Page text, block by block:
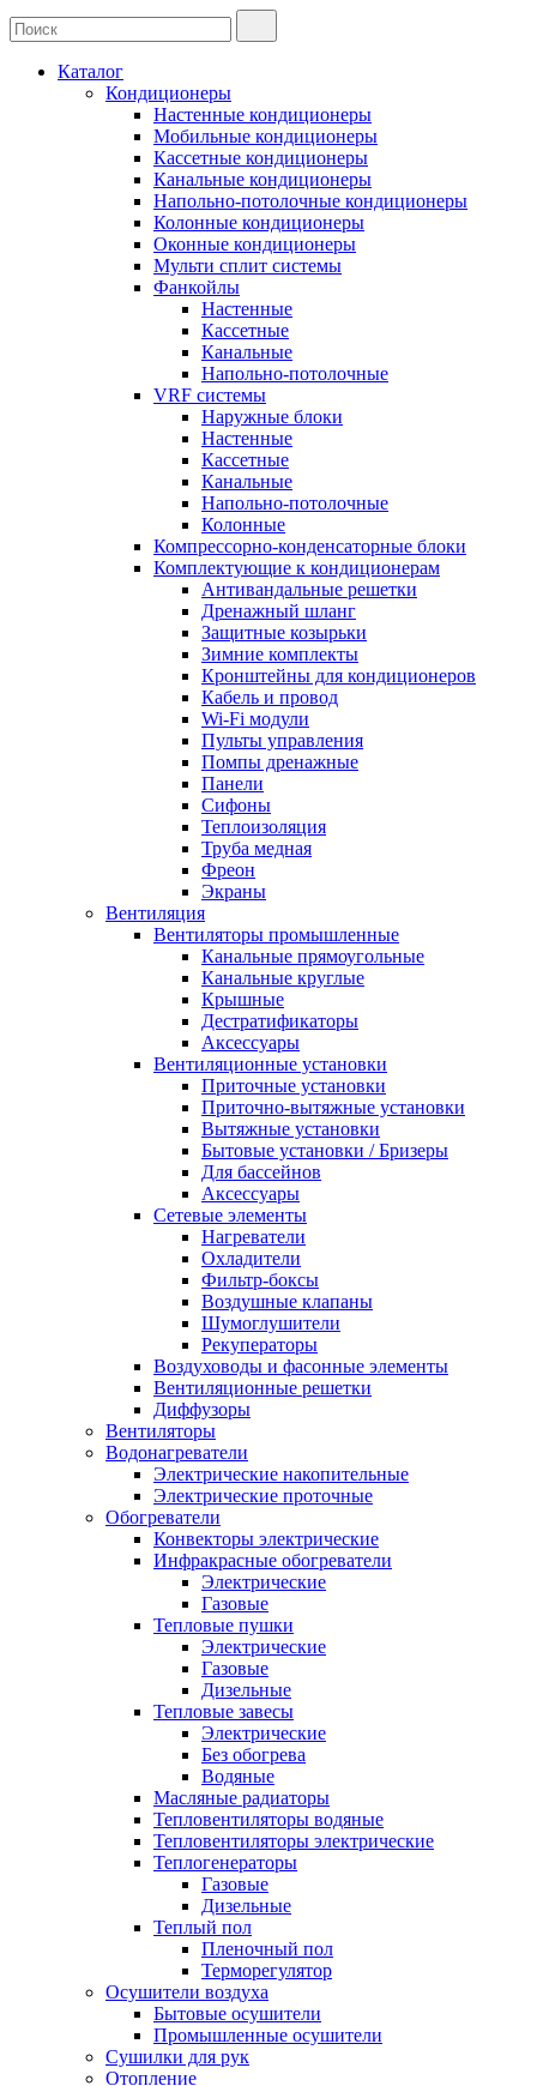
Каталог
Кондиционеры
Настенные кондиционеры
Мобильные кондиционеры
Кассетные кондиционеры
Канальные кондиционеры
Напольно-потолочные кондиционеры
Колонные кондиционеры
Оконные кондиционеры
Мульти сплит системы
Фанкойлы
Настенные
Кассетные
Канальные
Напольно-потолочные
VRF системы
Наружные блоки
Настенные
Кассетные
Канальные
Напольно-потолочные
Колонные
Компрессорно-конденсаторные блоки
Комплектующие к кондиционерам
Антивандальные решетки
Дренажный шланг
Защитные козырьки
Зимние комплекты
Кронштейны для кондиционеров
Кабель и провод
Wi-Fi модули
Пульты управления
Помпы дренажные
Панели
Сифоны
Теплоизоляция
Труба медная
Фреон
Экраны
Вентиляция
Вентиляторы промышленные
Канальные прямоугольные
Канальные круглые
Крышные
Дестратификаторы
Аксессуары
Вентиляционные установки
Приточные установки
Приточно-вытяжные установки
Вытяжные установки
Бытовые установки / Бризеры
Для бассейнов
Аксессуары
Сетевые элементы
Нагреватели
Охладители
Фильтр-боксы
Воздушные клапаны
Шумоглушители
Рекуператоры
Воздуховоды и фасонные элементы
Вентиляционные решетки
Диффузоры
Вентиляторы
Водонагреватели
Электрические накопительные
Электрические проточные
Обогреватели
Конвекторы электрические
Инфракрасные обогреватели
Электрические
Газовые
Тепловые пушки
Электрические
Газовые
Дизельные
Тепловые завесы
Электрические
Без обогрева
Водяные
Масляные радиаторы
Тепловентиляторы водяные
Тепловентиляторы электрические
Теплогенераторы
Газовые
Дизельные
Теплый пол
Пленочный пол
Терморегулятор
Осушители воздуха
Бытовые осушители
Промышленные осушители
Сушилки для рук
Отопление